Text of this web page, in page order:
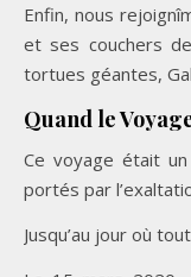
Enfin, nous
et ses couchers
tortues géantes,
Quand le
Ce voyage était
portés par
Jusqu’au jour où